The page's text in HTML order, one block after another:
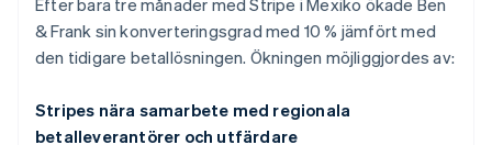
& Frank sin konverteringsgrad med 10 % jämfört med
den tidigare betallösningen. Ökningen möjliggjordes av:
Stripes nära samarbete med regionala
betalleverantörer och utfärdare